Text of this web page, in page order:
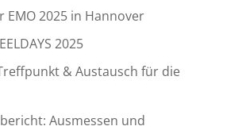
EMO 2025 in Hannover
2025
& Austausch für die
Ausmessen und